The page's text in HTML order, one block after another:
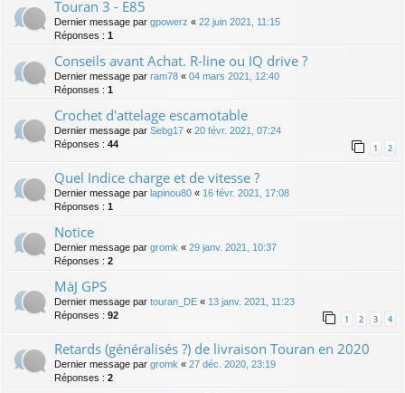
Touran 3 - E85
Dernier message par gpowerz « 22 juin 2021, 11:15
Réponses : 1
Conseils avant Achat. R-line ou IQ drive ?
Dernier message par ram78 « 04 mars 2021, 12:40
Réponses : 1
Crochet d'attelage escamotable
Dernier message par Sebg17 « 20 févr. 2021, 07:24
Réponses : 44 1 2
Quel Indice charge et de vitesse ?
Dernier message par lapinou80 « 16 févr. 2021, 17:08
Réponses : 1
Notice
Dernier message par gromk « 29 janv. 2021, 10:37
Réponses : 2
MàJ GPS
Dernier message par touran_DE « 13 janv. 2021, 11:23
Réponses : 92 1 2 3 4
Retards (généralisés ?) de livraison Touran en 2020
Dernier message par gromk « 27 déc. 2020, 23:19
Réponses : 2